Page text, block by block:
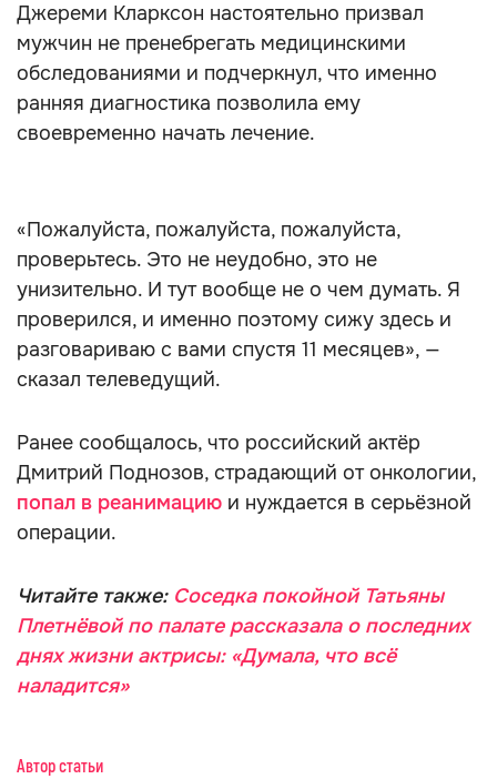
Джереми Кларксон настоятельно призвал
мужчин не пренебрегать медицинскими
обследованиями и подчеркнул, что именно
ранняя диагностика позволила ему
своевременно начать лечение.
«Пожалуйста, пожалуйста, пожалуйста,
проверьтесь. Это не неудобно, это не
унизительно. И тут вообще не о чем думать. Я
проверился, и именно поэтому сижу здесь и
разговариваю с вами спустя 11 месяцев», —
сказал телеведущий.
Ранее сообщалось, что российский актёр
Дмитрий Поднозов, страдающий от онкологии,
попал в реанимацию и нуждается в серьёзной
операции.
Читайте также: Соседка покойной Татьяны
Плетнёвой по палате рассказала о последних
днях жизни актрисы: «Думала, что всё
наладится»
Автор статьи